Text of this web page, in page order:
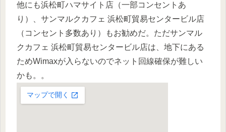
他にも浜松町ハマサイト店（一部コンセントあ
り）、サンマルクカフェ 浜松町貿易センタービル店
（コンセント多数あり）もお勧めだ。ただサンマル
クカフェ 浜松町貿易センタービル店は、地下にある
ためWimaxが入らないのでネット回線確保が難しい
かも。。